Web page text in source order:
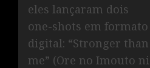
eles lançaram dois
one-shots em formato
digital: “Stronger than
me” (Ore no Imouto ni